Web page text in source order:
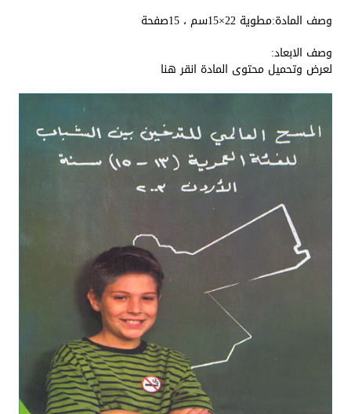
وصف المادة:مطوية 22×15سم ، 15صفحة
وصف الابعاد:
لعرض وتحميل محتوى المادة انقر هنا